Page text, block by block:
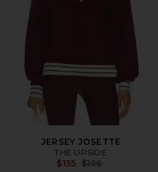
JERSEY JOSETTE
THE UPSIDE
$155 Previous price:
$196